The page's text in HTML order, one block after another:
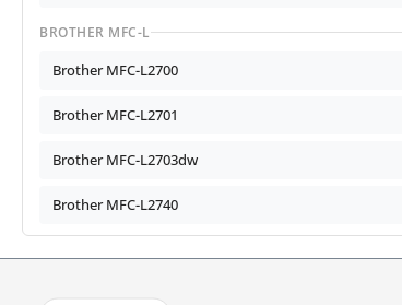
BROTHER MFC-L
Brother MFC-L2700
Brother MFC-L2701
Brother MFC-L2703dw
Brother MFC-L2740